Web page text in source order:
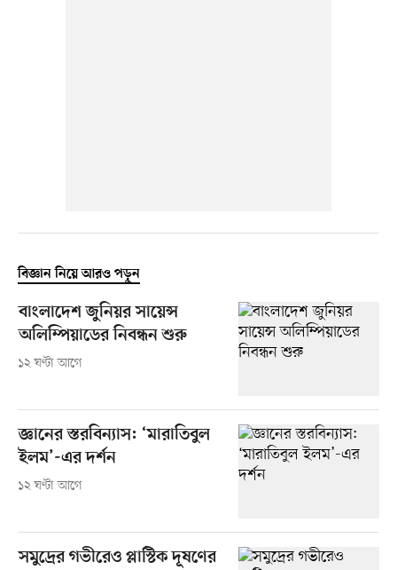
বিজ্ঞান নিয়ে আরও পড়ুন
বাংলাদেশ জুনিয়র সায়েন্স
অলিম্পিয়াডের নিবন্ধন শুরু
১২ ঘণ্টা আগে
জ্ঞানের স্তরবিন্যাস: ‘মারাতিবুল
ইলম’-এর দর্শন
১২ ঘণ্টা আগে
সমুদ্রের গভীরেও প্লাস্টিক দূষণের